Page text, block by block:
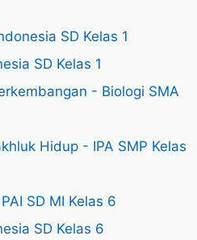
SD Kelas 1
SD Kelas 1
- Biologi SMA
Hidup - IPA SMP Kelas
SD MI Kelas 6
SD Kelas 6